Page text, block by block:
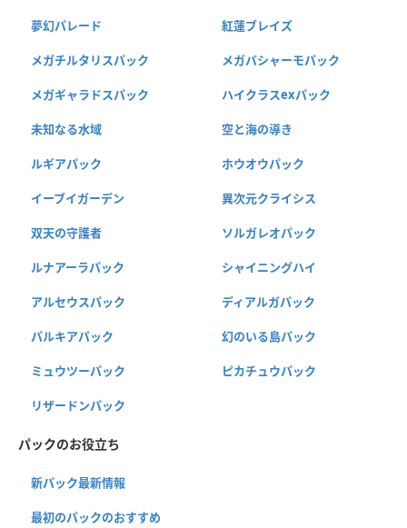
夢幻パレード 紅蓮ブレイズ
メガチルタリスパック メガバシャーモパック
メガギャラドスパック ハイクラスexパック
未知なる水域 空と海の導き
ルギアパック ホウオウパック
イーブイガーデン 異次元クライシス
双天の守護者 ソルガレオパック
ルナアーラパック シャイニングハイ
アルセウスパック ディアルガパック
パルキアパック 幻のいる島パック
ミュウツーパック ピカチュウパック
リザードンパック
パックのお役立ち
新パック最新情報
最初のパックのおすすめ